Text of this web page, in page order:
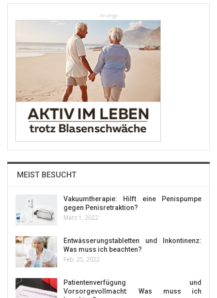
- Anzeige -
MEIST BESUCHT
Vakuumtherapie: Hilft eine Penispumpe
gegen Penisretraktion?
März 1, 2022
Entwässerungstabletten und Inkontinenz:
Was muss ich beachten?
Feb. 25, 2022
Patientenverfügung und
Vorsorgevollmacht: Was muss ich